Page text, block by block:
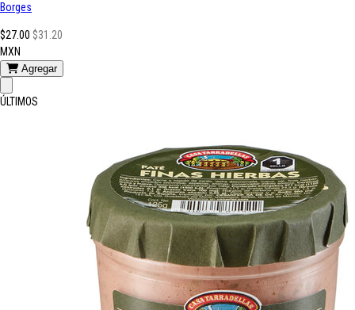
Borges
$27.00 $31.20
MXN
Agregar
ÚLTIMOS